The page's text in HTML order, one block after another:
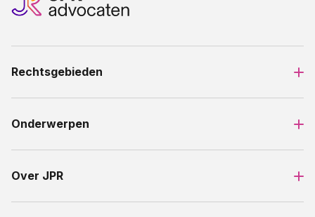
Rechtsgebieden
Onderwerpen
Over JPR